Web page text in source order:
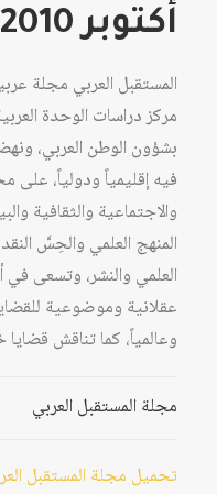
أكتوبر 2010
المستقبل العربي مجلة
بشؤون الوطن العربي،
فيه إقليمياً ودولياً، على
والاجتماعية والثقافية
المنهج العلمي والحِسَّ
العلمي والنشر، وتسعى في
عقلانية وموضوعية
وعالمياً، كما تناقش
مجلة المستقبل العربي
تحميل مجلة المستقبل